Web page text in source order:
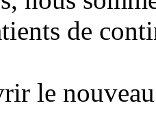
de
le